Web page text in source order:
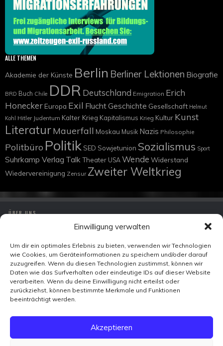
Einwilligung verwalten
Um dir ein optimales Erlebnis zu bieten, verwenden wir Technologien
wie Cookies, um Geräteinformationen zu speichern und/oder darauf
zuzugreifen. Wenn du diesen Technologien zustimmst, können wir
Daten wie das Surfverhalten oder eindeutige IDs auf dieser Website
verarbeiten. Wenn du deine Einwilligung nicht erteilst oder
zurückziehst, können bestimmte Merkmale und Funktionen
beeinträchtigt werden.
Akzeptieren
ALLE THEMEN
Akademie der Künste Berlin Berliner Lektionen Biografie
BRD Buch Chile DDR Deutschland Emigration Erich
Honecker Europa Exil FluchtGeschichte Gesellschaft Helmut
Kohl Hitler Judentum Kalter Krieg Kapitalismus Krieg Kultur Kunst
Literatur Mauerfall Moskau Musik Nazis Philosophie
Politbüro Politik SED Sowjetunion Sozialismus Sport
Suhrkamp Verlag Talk Theater USA Wende Widerstand
Wiedervereinigung Zensur Zweiter Weltkrieg
ÜBER UNS
DATENSCHUTZ
KONTAKT
Zeitzeugen-TV
Ohmstraße 7
10179 Berlin
FACEBOOK
VIMEO